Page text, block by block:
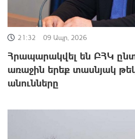
21:32 09 Ապր, 2026
Հրապարակվել են ԲՀԿ
առաջին երեք տասնյակ
անունները